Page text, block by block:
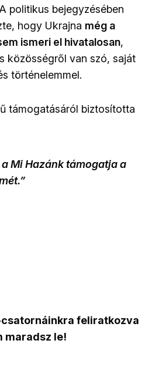
politikus bejegyzésében
hogy Ukrajna még a
ismeri el hivatalosan,
közösségről van szó, saját
történelemmel.
támogatásáról biztosította
a Mi Hazánk támogatja a
feliratkozva
maradsz le!